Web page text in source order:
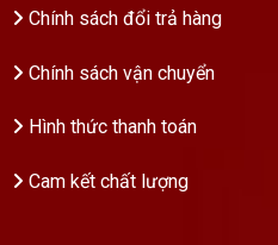
Chính sách đổi trả hàng
Chính sách vận chuyển
Hình thức thanh toán
Cam kết chất lượng